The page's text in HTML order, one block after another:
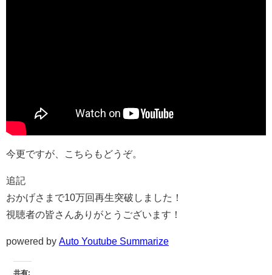
今更ですが、こちらもどうぞ。
追記
おかげさまで10万回再生突破しました！
視聴者の皆さんありがとうございます！
powered by Auto Youtube Summarize
共有: